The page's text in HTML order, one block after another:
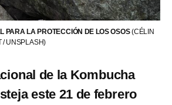
PARA LA PROTECCIÓN DE LOS OSOS(CÉLIN
/ UNSPLASH)
de la Kombucha
este 21 de febrero